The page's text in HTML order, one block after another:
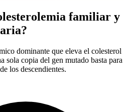
familiar y
dominante que eleva el colesterol
sola copia del gen mutado basta para
los descendientes.